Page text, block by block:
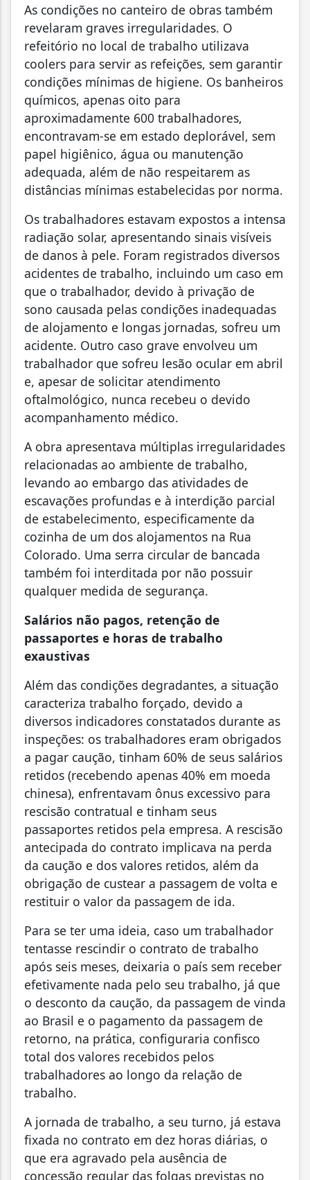
As condições no canteiro de obras também
revelaram graves irregularidades. O
refeitório no local de trabalho utilizava
coolers para servir as refeições, sem garantir
condições mínimas de higiene. Os banheiros
químicos, apenas oito para
aproximadamente 600 trabalhadores,
encontravam-se em estado deplorável, sem
papel higiênico, água ou manutenção
adequada, além de não respeitarem as
distâncias mínimas estabelecidas por norma.
Os trabalhadores estavam expostos a intensa
radiação solar, apresentando sinais visíveis
de danos à pele. Foram registrados diversos
acidentes de trabalho, incluindo um caso em
que o trabalhador, devido à privação de
sono causada pelas condições inadequadas
de alojamento e longas jornadas, sofreu um
acidente. Outro caso grave envolveu um
trabalhador que sofreu lesão ocular em abril
e, apesar de solicitar atendimento
oftalmológico, nunca recebeu o devido
acompanhamento médico.
A obra apresentava múltiplas irregularidades
relacionadas ao ambiente de trabalho,
levando ao embargo das atividades de
escavações profundas e à interdição parcial
de estabelecimento, especificamente da
cozinha de um dos alojamentos na Rua
Colorado. Uma serra circular de bancada
também foi interditada por não possuir
qualquer medida de segurança.
Salários não pagos, retenção de
passaportes e horas de trabalho
exaustivas
Além das condições degradantes, a situação
caracteriza trabalho forçado, devido a
diversos indicadores constatados durante as
inspeções: os trabalhadores eram obrigados
a pagar caução, tinham 60% de seus salários
retidos (recebendo apenas 40% em moeda
chinesa), enfrentavam ônus excessivo para
rescisão contratual e tinham seus
passaportes retidos pela empresa. A rescisão
antecipada do contrato implicava na perda
da caução e dos valores retidos, além da
obrigação de custear a passagem de volta e
restituir o valor da passagem de ida.
Para se ter uma ideia, caso um trabalhador
tentasse rescindir o contrato de trabalho
após seis meses, deixaria o país sem receber
efetivamente nada pelo seu trabalho, já que
o desconto da caução, da passagem de vinda
ao Brasil e o pagamento da passagem de
retorno, na prática, configuraria confisco
total dos valores recebidos pelos
trabalhadores ao longo da relação de
trabalho.
A jornada de trabalho, a seu turno, já estava
fixada no contrato em dez horas diárias, o
que era agravado pela ausência de
concessão regular das folgas previstas no